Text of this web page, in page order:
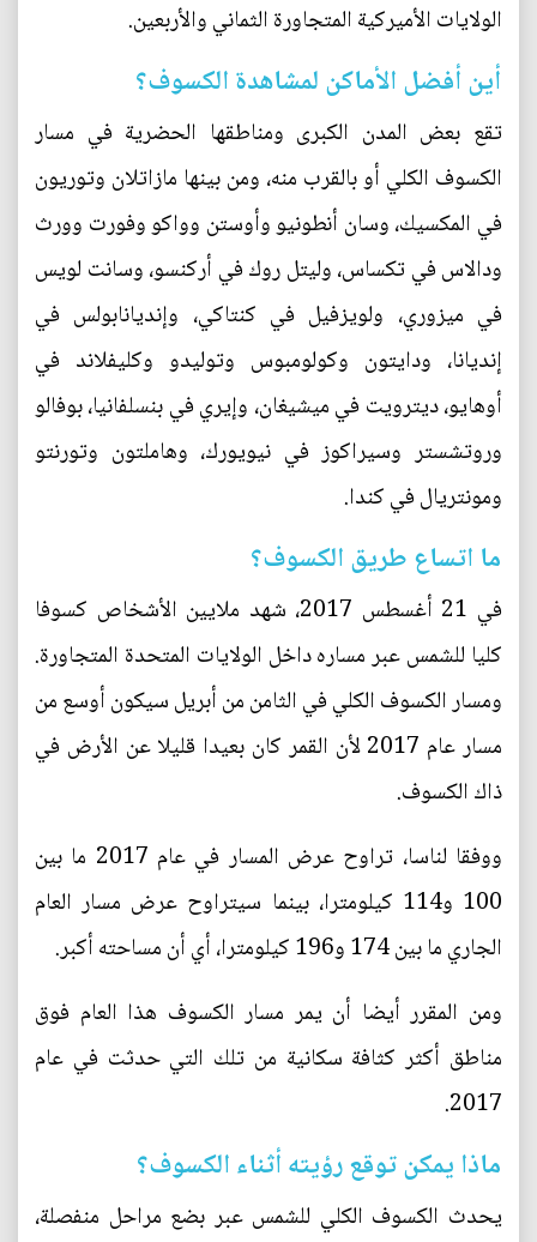
الولايات الأميركية المتجاورة الثماني والأربعين.
أين أفضل الأماكن لمشاهدة الكسوف؟
تقع بعض المدن الكبرى ومناطقها الحضرية في مسار
الكسوف الكلي أو بالقرب منه، ومن بينها مازاتلان وتوريون
في المكسيك، وسان أنطونيو وأوستن وواكو وفورت وورث
ودالاس في تكساس، وليتل روك في أركنسو، وسانت لويس
في ميزوري، ولويزفيل في كنتاكي، وإنديانابولس في
إنديانا، ودايتون وكولومبوس وتوليدو وكليفلاند في
أوهايو، ديترويت في ميشيغان، وإيري في بنسلفانيا، بوفالو
وروتشستر وسيراكوز في نيويورك، وهاملتون وتورنتو
ومونتريال في كندا.
ما اتساع طريق الكسوف؟
في 21 أغسطس 2017، شهد ملايين الأشخاص كسوفا
كليا للشمس عبر مساره داخل الولايات المتحدة المتجاورة.
ومسار الكسوف الكلي في الثامن من أبريل سيكون أوسع من
مسار عام 2017 لأن القمر كان بعيدا قليلا عن الأرض في
ذاك الكسوف.
ووفقا لناسا، تراوح عرض المسار في عام 2017 ما بين
100 و114 كيلومترا، بينما سيتراوح عرض مسار العام
الجاري ما بين 174 و196 كيلومترا، أي أن مساحته أكبر.
ومن المقرر أيضا أن يمر مسار الكسوف هذا العام فوق
مناطق أكثر كثافة سكانية من تلك التي حدثت في عام
2017.
ماذا يمكن توقع رؤيته أثناء الكسوف؟
يحدث الكسوف الكلي للشمس عبر بضع مراحل منفصلة،